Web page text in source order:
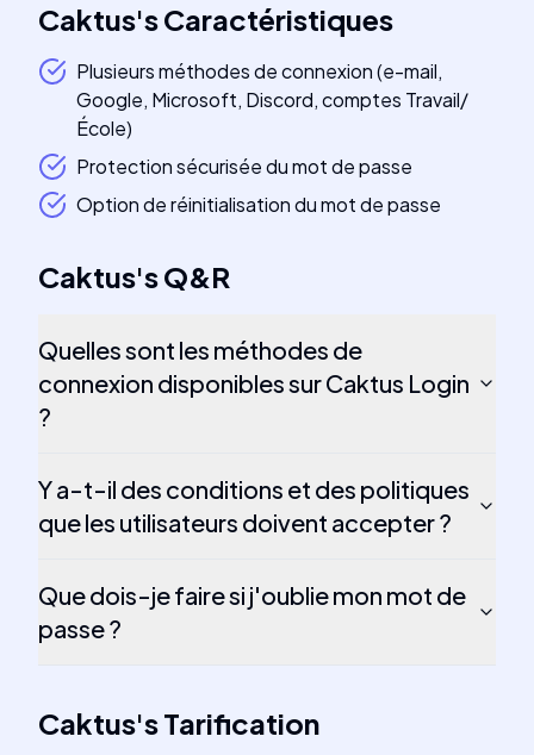
Caktus'sCaractéristiques
Plusieurs méthodes de connexion (e-mail,
Google, Microsoft, Discord, comptes Travail/
École)
Protection sécurisée du mot de passe
Option de réinitialisation du mot de passe
Caktus'sQ&R
Quelles sont les méthodes de
connexion disponibles sur Caktus Login
?
Y a-t-il des conditions et des politiques
que les utilisateurs doivent accepter ?
Que dois-je faire si j'oublie mon mot de
passe ?
Caktus'sTarification